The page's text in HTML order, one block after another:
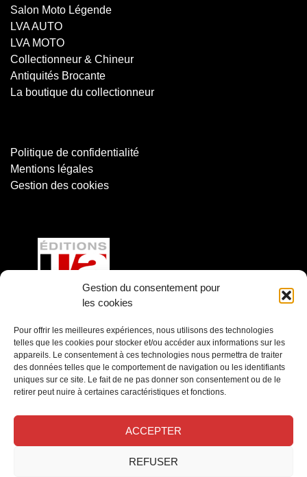
Gestion du consentement pour
les cookies
Pour offrir les meilleures expériences, nous utilisons des technologies
telles que les cookies pour stocker et/ou accéder aux informations sur les
appareils. Le consentement à ces technologies nous permettra de traiter
des données telles que le comportement de navigation ou les identifiants
uniques sur ce site. Le fait de ne pas donner son consentement ou de le
retirer peut nuire à certaines caractéristiques et fonctions.
ACCEPTER
REFUSER
Salon Moto Légende
LVA AUTO
LVA MOTO
Collectionneur & Chineur
Antiquités Brocante
La boutique du collectionneur
Politique de confidentialité
Mentions légales
Gestion des cookies
Éditions LVA
Château de la Magdeleine
77920 Samois sur Seine
T. 01 60 39 69 69 ou paremail